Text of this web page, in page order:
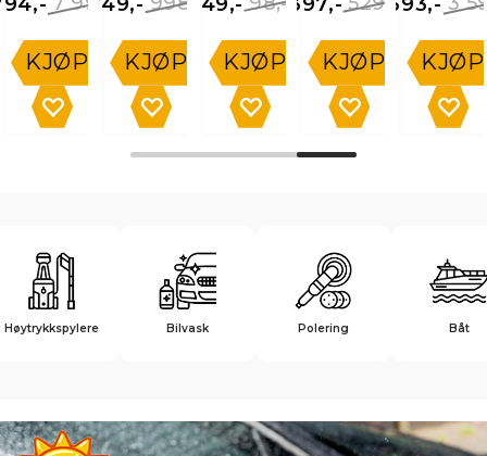
KJØP KJØP KJØP KJØP KJØP
Høytrykkspylere Bilvask Polering Båt